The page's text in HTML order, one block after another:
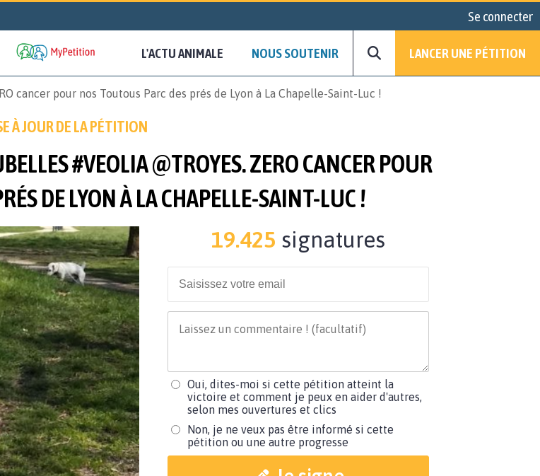
Se connecter
L'ACTU ANIMALE NOUS SOUTENIR LANCER UNE PÉTITION
cancer pour nos Toutous Parc des prés de Lyon à La Chapelle-Saint-Luc !
À JOUR DE LA PÉTITION
#VEOLIA @TROYES. ZERO CANCER POUR
DE LYON À LA CHAPELLE-SAINT-LUC !
19.425 signatures
Oui, dites-moi si cette pétition atteint la
victoire et comment je peux en aider d'autres,
selon mes ouvertures et clics
Non, je ne veux pas être informé si cette
pétition ou une autre progresse